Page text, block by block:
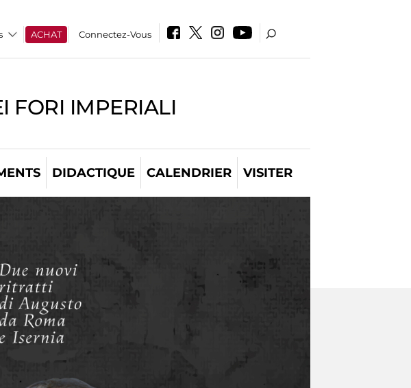
ACHAT Connectez-Vous
FORI IMPERIALI
DIDACTIQUE CALENDRIER VISITER